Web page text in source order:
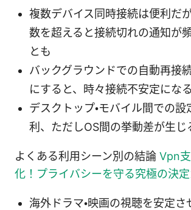
複数デバイス同時接続は便利だ
数を超えると接続切れの通知が
とも
バックグラウンドでの自動再接
にすると、時々接続不安定にな
デスクトップ・モバイル間での設
利、ただしOS間の挙動差が生じ
よくある利用シーン別の結論 Vpn
化！プライバシーを守る究極の決
海外ドラマ・映画の視聴を安定